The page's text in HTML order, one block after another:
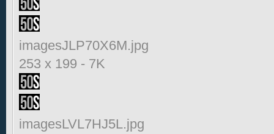
imagesJLP70X6M.jpg
253 x 199 - 7K
imagesLVL7HJ5L.jpg